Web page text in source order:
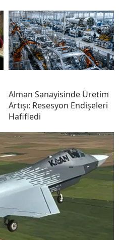
Alman Sanayisinde Üretim
Artışı: Resesyon Endişeleri
Hafifledi